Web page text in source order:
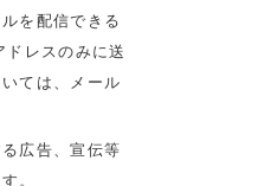
を配信できる
ドレスのみに送
ては、メール
広告、宣伝等
。